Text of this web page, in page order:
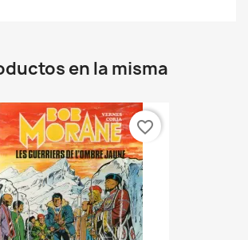
en la misma
favorite_border